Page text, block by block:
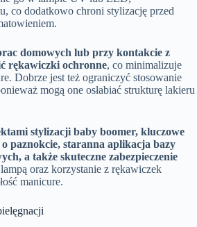
co dodatkowo chroni stylizację przed
domowych lub przy kontakcie z
rękawiczki ochronne, co minimalizuje
Dobrze jest też ograniczyć stosowanie
mogą one osłabiać strukturę lakieru
stylizacji baby boomer, kluczowe
paznokcie, staranna aplikacja bazy
a także skuteczne zabezpieczenie
oraz korzystanie z rękawiczek
manicure.